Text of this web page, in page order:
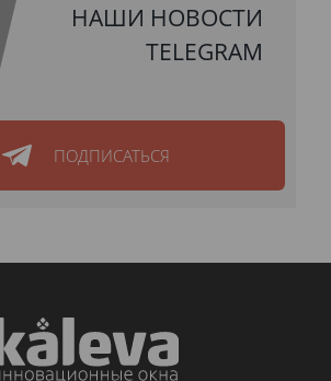
НАШИ НОВОСТИ
TELEGRAM
ПОДПИСАТЬСЯ